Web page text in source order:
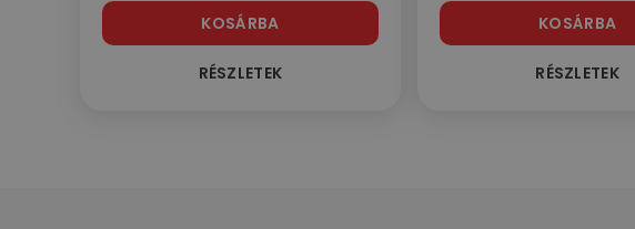
KOSÁRBA
RÉSZLETEK
KOSÁRBA
RÉSZLETEK